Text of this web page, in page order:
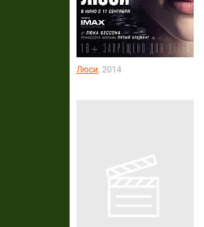
Люси, 2014